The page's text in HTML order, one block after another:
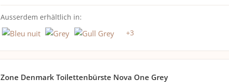
Ausserdem erhältlich in:
+3
Zone Denmark Toilettenbürste Nova One Grey